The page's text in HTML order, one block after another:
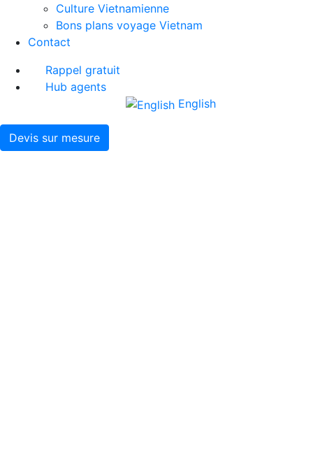
Culture Vietnamienne
Bons plans voyage Vietnam
Contact
Rappel gratuit
Hub agents
English
Devis sur mesure